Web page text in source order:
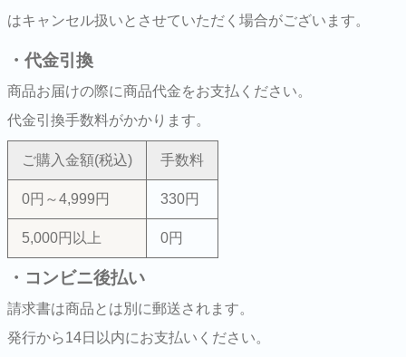
はキャンセル扱いとさせていただく場合がございます。
・代金引換
商品お届けの際に商品代金をお支払ください。
代金引換手数料がかかります。
ご購入金額(税込) 手数料
0円～4,999円 330円
5,000円以上 0円
・コンビニ後払い
請求書は商品とは別に郵送されます。
発行から14日以内にお支払いください。